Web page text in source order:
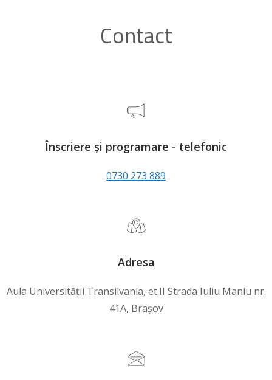
Contact
Înscriere și programare - telefonic
0730 273 889
Adresa
Aula Universității Transilvania, et.II Strada Iuliu Maniu nr.
41A, Brașov